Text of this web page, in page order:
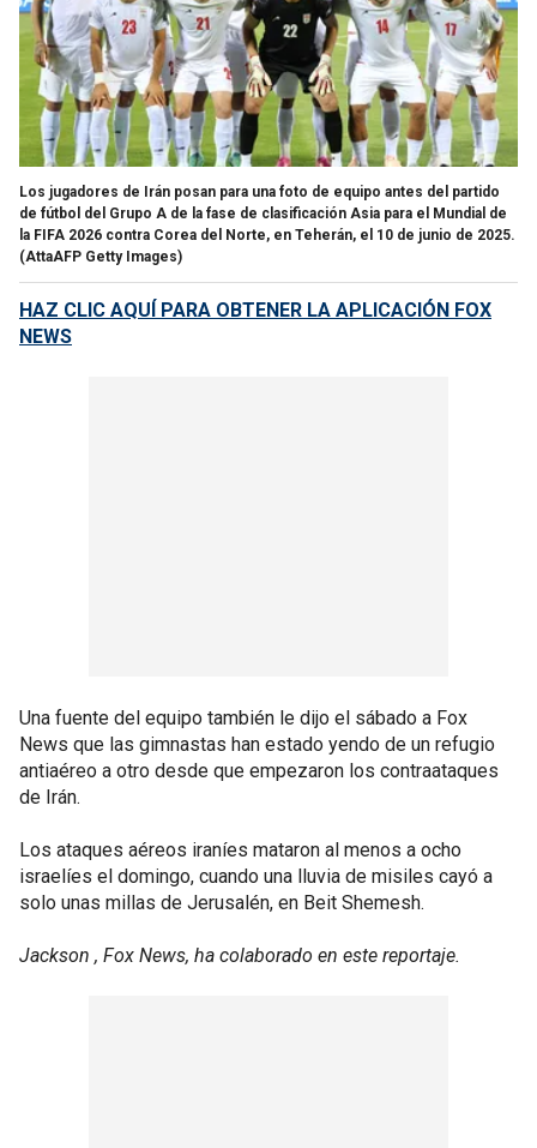
Los jugadores de Irán posan para una foto de equipo antes del partido
de fútbol del Grupo A de la fase de clasificación Asia para el Mundial de
la FIFA 2026 contra Corea del Norte, en Teherán, el 10 de junio de 2025.
(AttaAFP Getty Images)
HAZ CLIC AQUÍ PARA OBTENER LA APLICACIÓN FOX
NEWS
Una fuente del equipo también le dijo el sábado a Fox
News que las gimnastas han estado yendo de un refugio
antiaéreo a otro desde que empezaron los contraataques
de Irán.
Los ataques aéreos iraníes mataron al menos a ocho
israelíes el domingo, cuando una lluvia de misiles cayó a
solo unas millas de Jerusalén, en Beit Shemesh.
Jackson , Fox News, ha colaborado en este reportaje.